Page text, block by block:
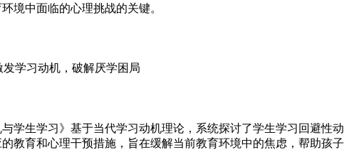
境中面临的心理挑战的关键。
与学生学习》基于当代学习动机理论，系统探讨了学生学习回避
教育和心理干预措施，旨在缓解当前教育环境中的焦虑，帮助孩